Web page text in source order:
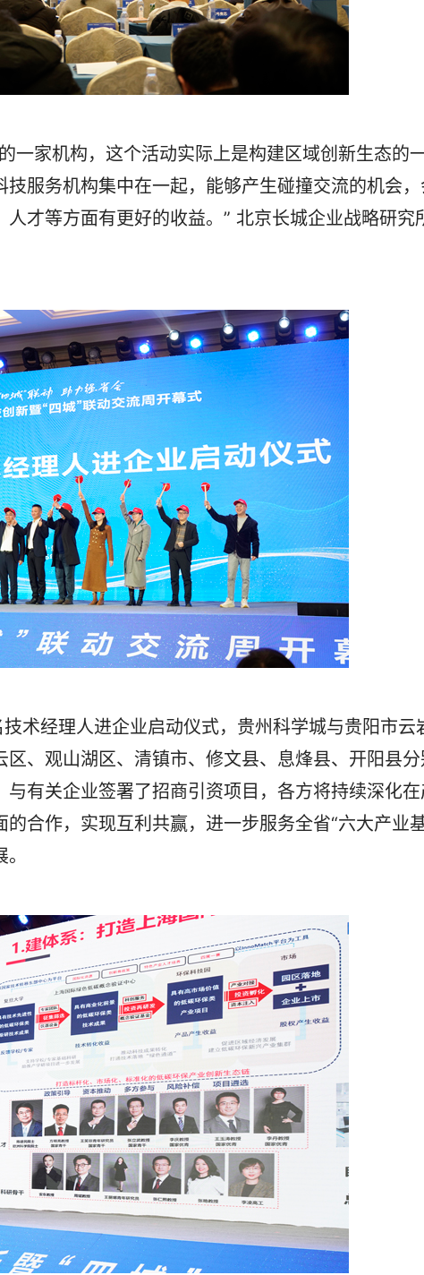
家机构，这个活动实际上是构建区域创新生态的
服务机构集中在一起，能够产生碰撞交流的机会
才等方面有更好的收益。” 北京长城企业战略研究
经理人进企业启动仪式，贵州科学城与贵阳市云
区、观山湖区、清镇市、修文县、息烽县、开阳县
有关企业签署了招商引资项目，各方将持续深化
合作，实现互利共赢，进一步服务全省“六大产业